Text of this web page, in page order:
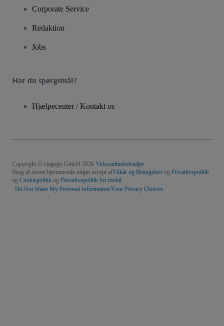
Corporate Service
Redaktion
Jobs
Har du spørgsmål?
Hjælpecenter / Kontakt os
Copyright © viagogo GmbH 2026 Virksomhedsdetaljer
Brug af denne hjemmeside udgør accept afVilkår og Betingelser og Privatlivspolitik
og Cookiepolitik og Privatlivspolitik for mobil
Do Not Share My Personal Information/Your Privacy Choices